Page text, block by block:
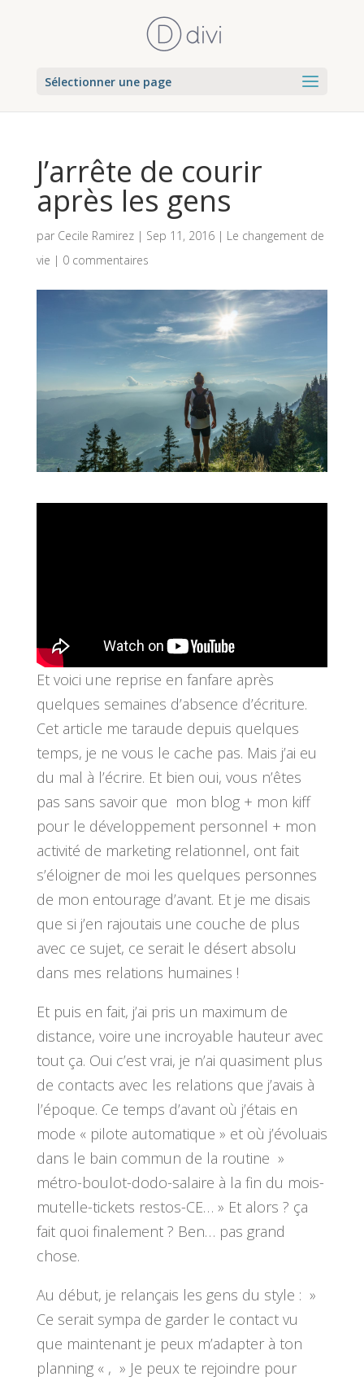
Sélectionner une page
J’arrête de courir
après les gens
par Cecile Ramirez| Sep 11, 2016| Le changement de
vie | 0 commentaires
Et voici une reprise en fanfare après
quelques semaines d’absence d’écriture.
Cet article me taraude depuis quelques
temps, je ne vous le cache pas. Mais j’ai eu
du mal à l’écrire. Et bien oui, vous n’êtes
pas sans savoir que mon blog + mon kiff
pour le développement personnel + mon
activité de marketing relationnel, ont fait
s’éloigner de moi les quelques personnes
de mon entourage d’avant. Et je me disais
que si j’en rajoutais une couche de plus
avec ce sujet, ce serait le désert absolu
dans mes relations humaines !
Et puis en fait, j’ai pris un maximum de
distance, voire une incroyable hauteur avec
tout ça. Oui c’est vrai, je n’ai quasiment plus
de contacts avec les relations que j’avais à
l’époque. Ce temps d’avant où j’étais en
mode « pilote automatique » et où j’évoluais
dans le bain commun de la routine »
métro-boulot-dodo-salaire à la fin du mois-
mutelle-tickets restos-CE… » Et alors ? ça
fait quoi finalement ? Ben… pas grand
chose.
Au début, je relançais les gens du style : »
Ce serait sympa de garder le contact vu
que maintenant je peux m’adapter à ton
planning « , » Je peux te rejoindre pour